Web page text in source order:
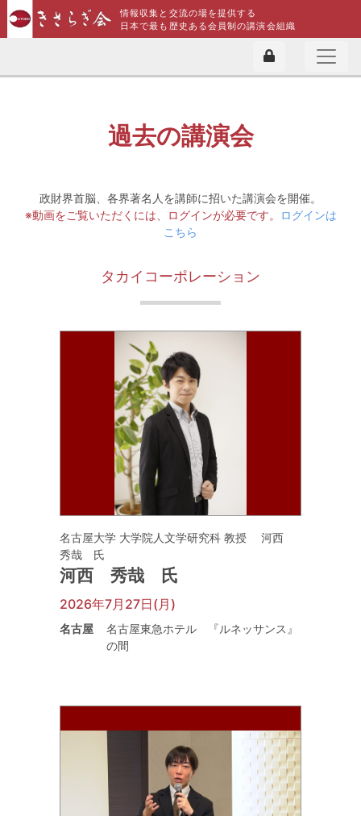
情報収集と交流の場を提供する
日本で最も歴史ある会員制の講演会組織
過去の講演会
政財界首脳、各界著名人を講師に招いた講演会を開催。
※動画をご覧いただくには、ログインが必要です。
ログインは
こちら
タカイコーポレーション
名古屋大学 大学院人文学研究科 教授 河西
秀哉 氏
河西 秀哉 氏
2026年7月27日(月)
名古屋
名古屋東急ホテル 『ルネッサンス』
の間